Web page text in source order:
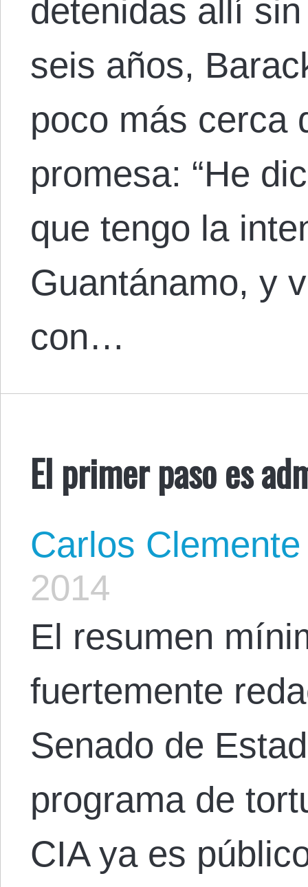
detenidas allí
seis años,
poco más cerca
promesa: “He
que tengo la
Guantánamo, y
con…
El primer paso es
Carlos Clemente
2014
El resumen
fuertemente
Senado de
programa de
CIA ya es